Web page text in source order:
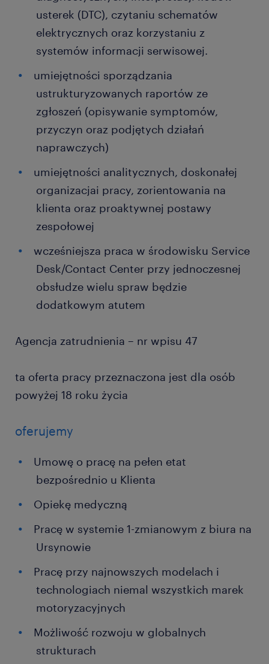
usterek (DTC), czytaniu schematów
elektrycznych oraz korzystaniu z
systemów informacji serwisowej.
umiejętności sporządzania
ustrukturyzowanych raportów ze
zgłoszeń (opisywanie symptomów,
przyczyn oraz podjętych działań
naprawczych)
umiejętności analitycznych, doskonałej
organizacjai pracy, zorientowania na
klienta oraz proaktywnej postawy
zespołowej
wcześniejsza praca w środowisku Service
Desk/Contact Center przy jednoczesnej
obsłudze wielu spraw będzie
dodatkowym atutem
Agencja zatrudnienia – nr wpisu 47
ta oferta pracy przeznaczona jest dla osób
powyżej 18 roku życia
oferujemy
Umowę o pracę na pełen etat
bezpośrednio u Klienta
Opiekę medyczną
Pracę w systemie 1-zmianowym z biura na
Ursynowie
Pracę przy najnowszych modelach i
technologiach niemal wszystkich marek
motoryzacyjnych
Możliwość rozwoju w globalnych
strukturach